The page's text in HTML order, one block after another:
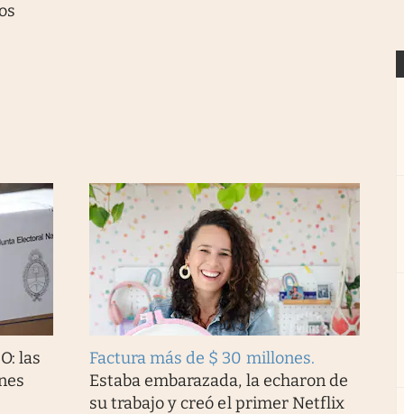
las
Factura más de $ 30 millones.
Estaba embarazada, la echaron de
su trabajo y creó el primer Netflix